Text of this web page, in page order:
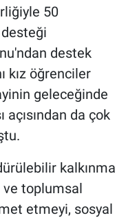
50
destek
kız öğrenciler
geleceğinde
açısından da çok
kalkınma
toplumsal
etmeyi, sosyal